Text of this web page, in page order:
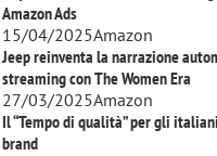
Amazon Ads
15/04/2025Amazon
Jeep reinventa la narrazione
streaming conThe Women Era
27/03/2025Amazon
Il “Tempo di qualità” per gli
brand